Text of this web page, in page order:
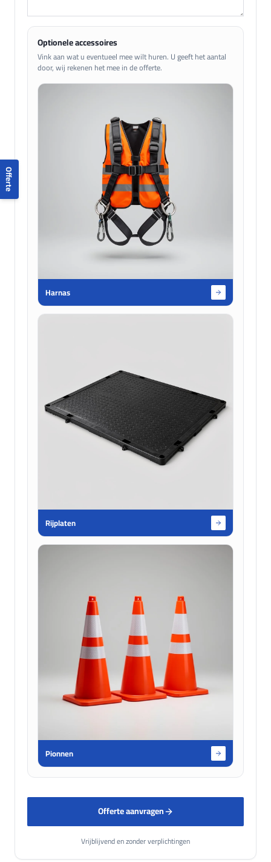
Optionele accessoires
Vink aan wat u eventueel mee wilt huren. U geeft het aantal
door, wij rekenen het mee in de offerte.
Harnas
Rijplaten
Pionnen
Offerte aanvragen
Vrijblijvend en zonder verplichtingen
Offerte